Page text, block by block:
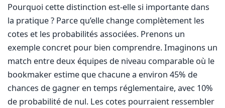
Pourquoi cette distinction est-elle si importante dans
la pratique ? Parce qu’elle change complètement les
cotes et les probabilités associées. Prenons un
exemple concret pour bien comprendre. Imaginons un
match entre deux équipes de niveau comparable où le
bookmaker estime que chacune a environ 45% de
chances de gagner en temps réglementaire, avec 10%
de probabilité de nul. Les cotes pourraient ressembler